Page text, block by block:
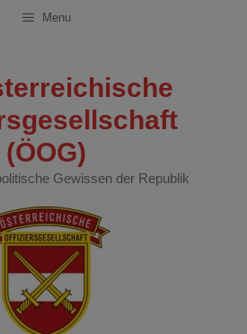
Menu
(ÖOG)
Gewissen der Republik